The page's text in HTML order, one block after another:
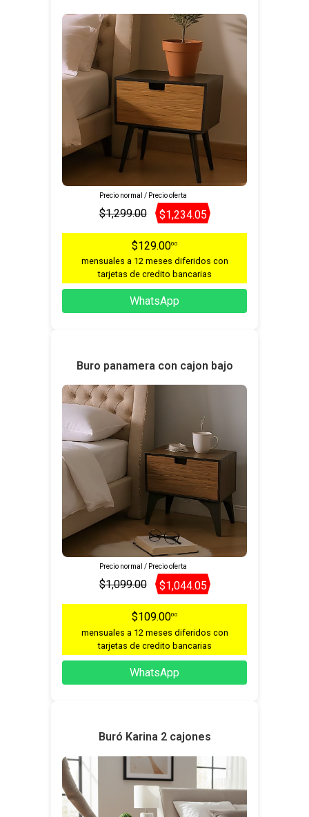
Precio normal / Precio oferta
$1,299.00 $1,234.05
$129.0000
mensuales a 12 meses diferidos con
tarjetas de credito bancarias
WhatsApp
Buro panamera con cajon bajo
Precio normal / Precio oferta
$1,099.00 $1,044.05
$109.0000
mensuales a 12 meses diferidos con
tarjetas de credito bancarias
WhatsApp
Buró Karina 2 cajones